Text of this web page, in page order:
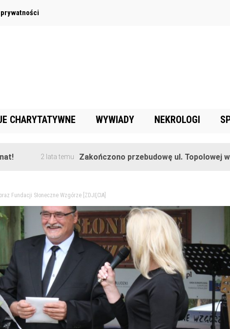
CHARYTATYWNE WYWIADY NEKROLOGI
2 lata temu Zakończono przebudowę ul. Topolowej w
Fundacji Słoneczne Wzgórze [ZDJĘCIA]